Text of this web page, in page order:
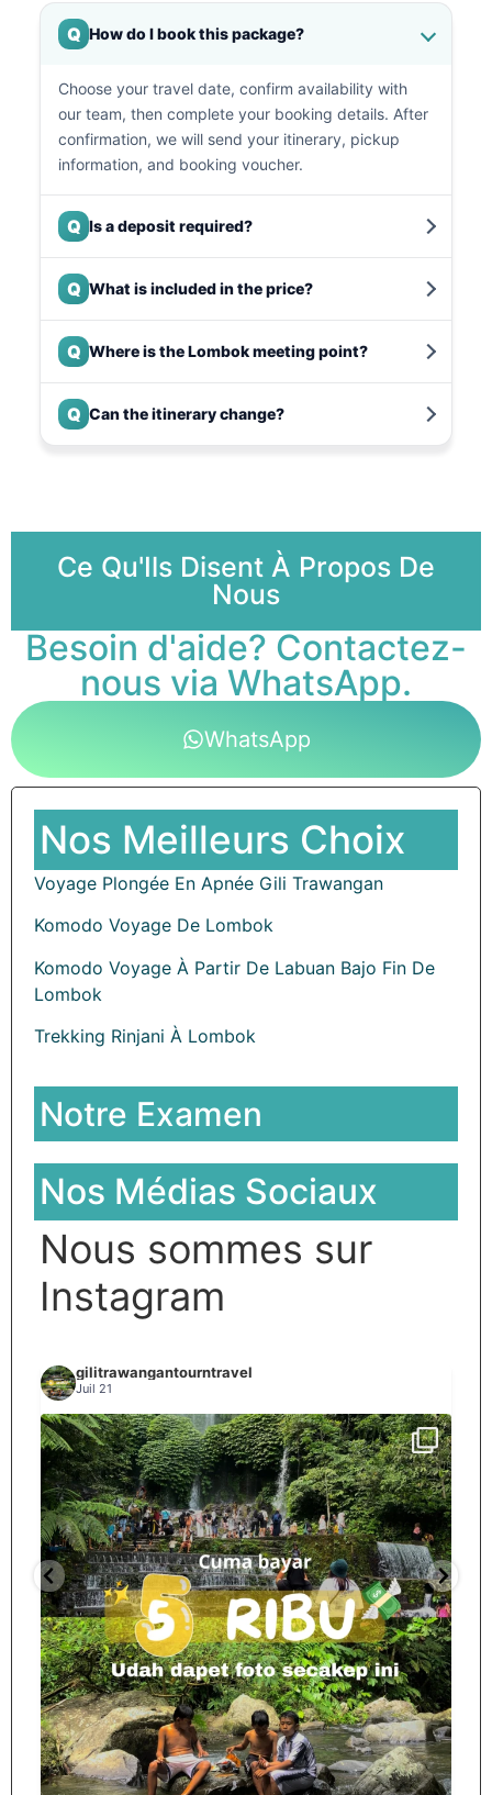
Q How do I book this package?
Choose your travel date, confirm availability with
our team, then complete your booking details. After
confirmation, we will send your itinerary, pickup
information, and booking voucher.
Q Is a deposit required?
Q What is included in the price?
Q Where is the Lombok meeting point?
Q Can the itinerary change?
Ce Qu'Ils Disent À Propos De
Nous
Besoin d'aide? Contactez-
nous via WhatsApp.
WhatsApp
Nos Meilleurs Choix
Voyage Plongée En Apnée Gili Trawangan
Komodo Voyage De Lombok
Komodo Voyage À Partir De Labuan Bajo Fin De
Lombok
Trekking Rinjani À Lombok
Notre Examen
Nos Médias Sociaux
Nous sommes sur
Instagram
gilitrawangantourntravel
Juil 21
Spill tempat 5Rb an di lombok tengah,
nama
...
12 0